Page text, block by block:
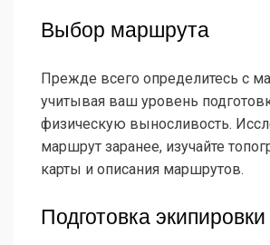
Выбор маршрута
Прежде всего определитесь с
учитывая ваш уровень
физическую выносливость.
маршрут заранее, изучайте
карты и описания маршрутов.
Подготовка экипировки